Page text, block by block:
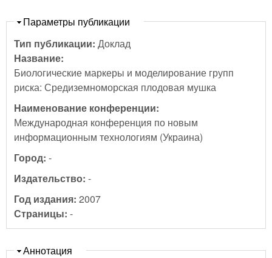
Скрыть
Параметры публикации
Тип публикации: Доклад
Название:
Биологические маркеры и моделирование групп
риска: Средиземноморская плодовая мушка
Наименование конференции:
Международная конференция по новым
информационным технологиям (Украина)
Город: -
Издательство: -
Год издания: 2007
Страницы: -
Скрыть
Аннотация